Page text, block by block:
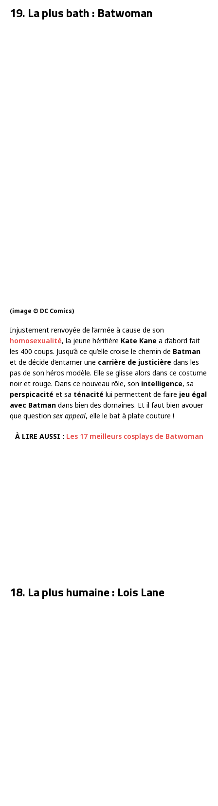
19. La plus bath : Batwoman
(image © DC Comics)
Injustement renvoyée de l’armée à cause de son
homosexualité, la jeune héritière Kate Kane a d’abord fait
les 400 coups. Jusqu’à ce qu’elle croise le chemin de Batman
et de décide d’entamer une carrière de justicière dans les
pas de son héros modèle. Elle se glisse alors dans ce costume
noir et rouge. Dans ce nouveau rôle, son intelligence, sa
perspicacité et sa ténacité lui permettent de faire jeu égal
avec Batman dans bien des domaines. Et il faut bien avouer
que question sex appeal, elle le bat à plate couture !
À LIRE AUSSI : Les 17 meilleurs cosplays de Batwoman
18. La plus humaine : Lois Lane